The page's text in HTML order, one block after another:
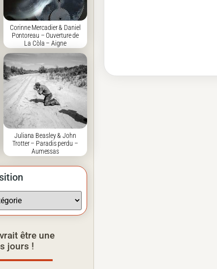
Corinne Mercadier & Daniel
Pontoreau – Ouverture de
La Còla – Aigne
Juliana Beasley & John
Trotter – Paradis perdu –
Aumessas
être une
jours !